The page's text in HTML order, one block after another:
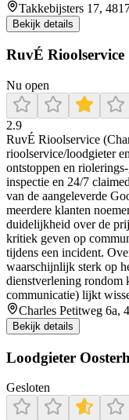
Takkebijsters 17,
Bekijk details
RuvÉ Rioolservice
Nu open
2.9
RuvÉ Rioolservice
rioolservice/loodgieter
ontstoppen en
inspectie en 24/7
van de aangeleverde
meerdere klanten
duidelijkheid over de
kritiek geven op
tijdens een incident.
waarschijnlijk sterk op
dienstverlening rondom
communicatie) lijkt
Charles Petitweg 6a,
Bekijk details
Loodgieter
Gesloten